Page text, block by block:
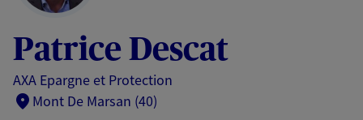
Patrice Descat
AXA Epargne et Protection
Mont De Marsan (40)